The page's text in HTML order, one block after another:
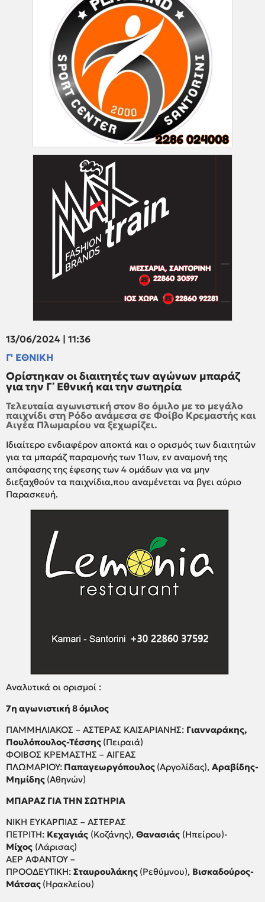
13/06/2024 | 11:36
Γ' ΕΘΝΙΚΗ
Ορίστηκαν οι διαιτητές των αγώνων μπαράζ
για την Γ΄ Εθνική και την σωτηρία
Τελευταία αγωνιστική στον 8ο όμιλο με το μεγάλο
παιχνίδι στη Ρόδο ανάμεσα σε Φοίβο Κρεμαστής και
Αιγέα Πλωμαρίου να ξεχωρίζει.
Ιδιαίτερο ενδιαφέρον αποκτά και ο ορισμός των διαιτητών
για τα μπαράζ παραμονής των 11ων, εν αναμονή της
απόφασης της έφεσης των 4 ομάδων για να μην
διεξαχθούν τα παιχνίδια,που αναμένεται να βγει αύριο
Παρασκευή.
Αναλυτικά οι ορισμοί :
7η αγωνιστική 8 όμιλος
ΠΑΜΜΗΛΙΑΚΟΣ – ΑΣΤΕΡΑΣ ΚΑΙΣΑΡΙΑΝΗΣ: Γιανναράκης,
Πουλόπουλος-Τέσσης (Πειραιά)
ΦΟΙΒΟΣ ΚΡΕΜΑΣΤΗΣ – ΑΙΓΕΑΣ
ΠΛΩΜΑΡΙΟΥ: Παπαγεωργόπουλος (Αργολίδας), Αραβίδης-
Μημίδης (Αθηνών)
ΜΠΑΡΑΖ ΓΙΑ ΤΗΝ ΣΩΤΗΡΙΑ
ΝΙΚΗ ΕΥΚΑΡΠΙΑΣ – ΑΣΤΕΡΑΣ
ΠΕΤΡΙΤΗ: Κεχαγιάς (Κοζάνης), Θανασιάς (Ηπείρου)-
Μίχος (Λάρισας)
ΑΕΡ ΑΦΑΝΤΟΥ –
ΠΡΟΟΔΕΥΤΙΚΗ: Σταυρουλάκης (Ρεθύμνου), Βισκαδούρος-
Μάτσας (Ηρακλείου)